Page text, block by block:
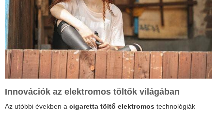
Innovációk az elektromos töltők világában
Az utóbbi években a cigaretta töltő elektromos technológiák